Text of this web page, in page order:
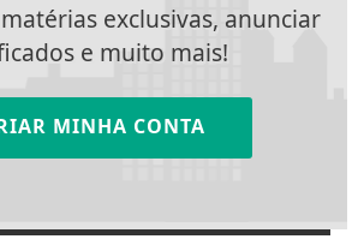
exclusivas, anunciar
e muito mais!
MINHA CONTA